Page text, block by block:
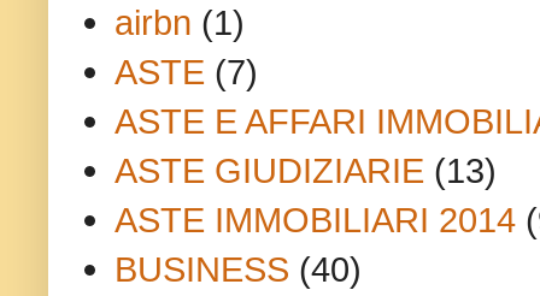
airbn (1)
ASTE (7)
ASTE E AFFARI
ASTE GIUDIZIARIE (13)
ASTE IMMOBILIARI 2014
BUSINESS (40)